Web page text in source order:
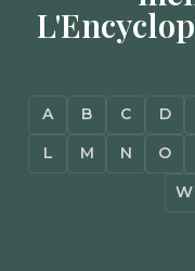
A B C D
L
M N O
W